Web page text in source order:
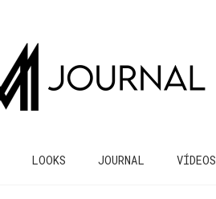
LOOKS JOURNAL VÍDEOS